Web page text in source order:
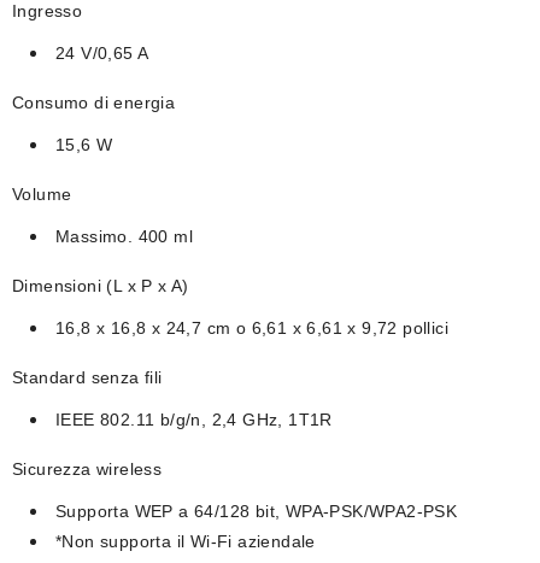
Ingresso
24 V/0,65 A
Consumo di energia
15,6 W
Volume
Massimo. 400 ml
Dimensioni (L x P x A)
16,8 x 16,8 x 24,7 cm o 6,61 x 6,61 x 9,72 pollici
Standard senza fili
IEEE 802.11 b/g/n, 2,4 GHz, 1T1R
Sicurezza wireless
Supporta WEP a 64/128 bit, WPA-PSK/WPA2-PSK
*Non supporta il Wi-Fi aziendale